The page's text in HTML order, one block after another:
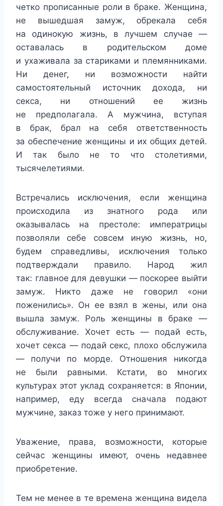
четко прописанные роли в браке. Женщина,
не вышедшая замуж, обрекала себя
на одинокую жизнь, в лучшем случае —
оставалась в родительском доме
и ухаживала за стариками и племянниками.
Ни денег, ни возможности найти
самостоятельный источник дохода, ни
секса, ни отношений ее жизнь
не предполагала. А мужчина, вступая
в брак, брал на себя ответственность
за обеспечение женщины и их общих детей.
И так было не то что столетиями,
тысячелетиями.
Встречались исключения, если женщина
происходила из знатного рода или
оказывалась на престоле: императрицы
позволяли себе совсем иную жизнь, но,
будем справедливы, исключения только
подтверждали правило. Народ жил
так: главное для девушки — поскорее выйти
замуж. Никто даже не говорил «они
поженились». Он ее взял в жены, или она
вышла замуж. Роль женщины в браке —
обслуживание. Хочет есть — подай есть,
хочет секса — подай секс, плохо обслужила
— получи по морде. Отношения никогда
не были равными. Кстати, во многих
культурах этот уклад сохраняется: в Японии,
например, еду всегда сначала подают
мужчине, заказ тоже у него принимают.
Уважение, права, возможности, которые
сейчас женщины имеют, очень недавнее
приобретение.
Тем не менее в те времена женщина видела